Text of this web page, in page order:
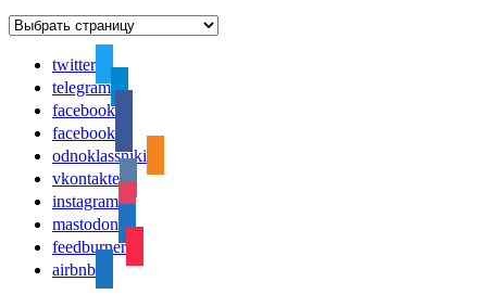
twitter
telegram
facebook
facebook
odnoklassniki
vkontakte
instagram
mastodon
feedburner
airbnb